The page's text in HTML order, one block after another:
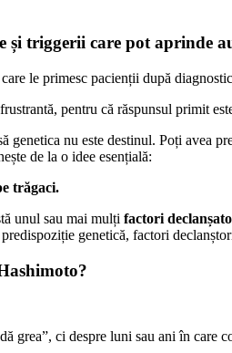
și triggerii care pot aprinde
le primesc pacienții după
pentru că răspunsul primit
genetica nu este destinul. Poți avea
de la o idee esențială:
trăgaci.
unul sau mai mulți factori
genetică, factori
grea”, ci despre luni sau ani în care